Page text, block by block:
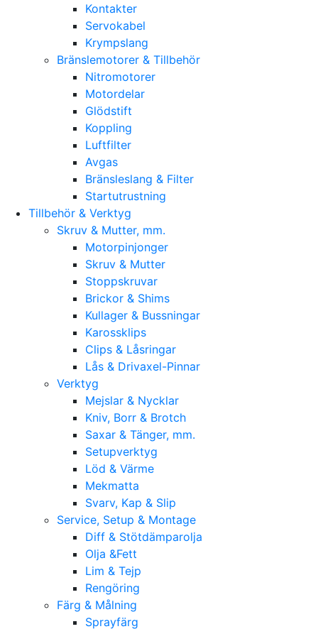
Kontakter
Servokabel
Krympslang
Bränslemotorer & Tillbehör
Nitromotorer
Motordelar
Glödstift
Koppling
Luftfilter
Avgas
Bränsleslang & Filter
Startutrustning
Tillbehör & Verktyg
Skruv & Mutter, mm.
Motorpinjonger
Skruv & Mutter
Stoppskruvar
Brickor & Shims
Kullager & Bussningar
Karossklips
Clips & Låsringar
Lås & Drivaxel-Pinnar
Verktyg
Mejslar & Nycklar
Kniv, Borr & Brotch
Saxar & Tänger, mm.
Setupverktyg
Löd & Värme
Mekmatta
Svarv, Kap & Slip
Service, Setup & Montage
Diff & Stötdämparolja
Olja &Fett
Lim & Tejp
Rengöring
Färg & Målning
Sprayfärg